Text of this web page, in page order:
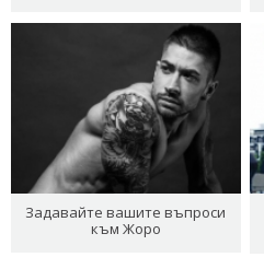
Задавайте вашите въпроси
към Жоро